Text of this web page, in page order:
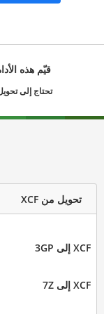
قيّم هذه الأداة
تحتاج إلى
تحويل من XCF
XCF إلى 3GP
XCF إلى 7Z